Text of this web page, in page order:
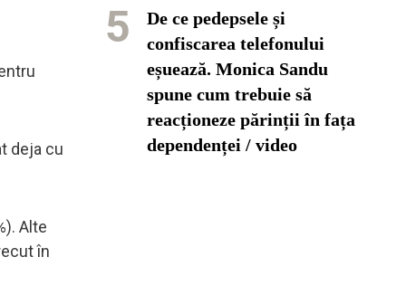
deja cu
Alte
în
5
De ce pedepsele și
confiscarea telefonului
eșuează. Monica Sandu
spune cum trebuie să
reacționeze părinții în fața
dependenței / video